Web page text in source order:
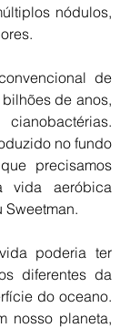
nódulos,
de
de anos,
no fundo
precisamos
vida aeróbica
Sweetman.
poderia ter
diferentes da
do oceano.
nosso planeta,